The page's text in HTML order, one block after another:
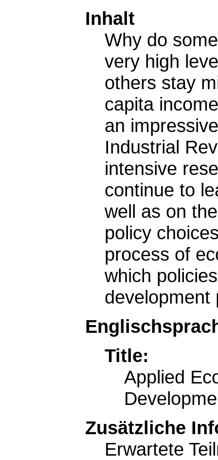
Inhalt
Why do
very high
others stay
capita
an
Industrial
intensive
continue to
well as on
policy
process of
which
development
Title:
Applied
Zusätzliche
Erwartete